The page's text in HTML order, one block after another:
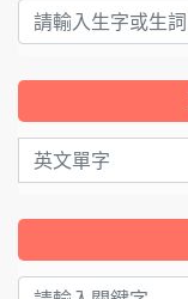
英文單字